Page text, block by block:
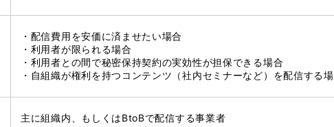
・配信費用を安価に済ませたい場合
・利用者が限られる場合
・利用者との間で秘密保持契約の実効性が担保できる場合
・自組織が権利を持つコンテンツ（社内セミナーなど）を配信する
主に組織内、もしくはBtoBで配信する事業者